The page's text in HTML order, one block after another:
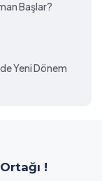
Başlar?
Yeni Dönem
!